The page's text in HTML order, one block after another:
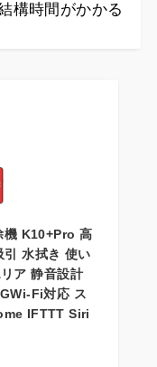
構時間がかかる
K10+Pro 高
水拭き 使い
ア 静音設計
Fi対応 ス
IFTTT Siri